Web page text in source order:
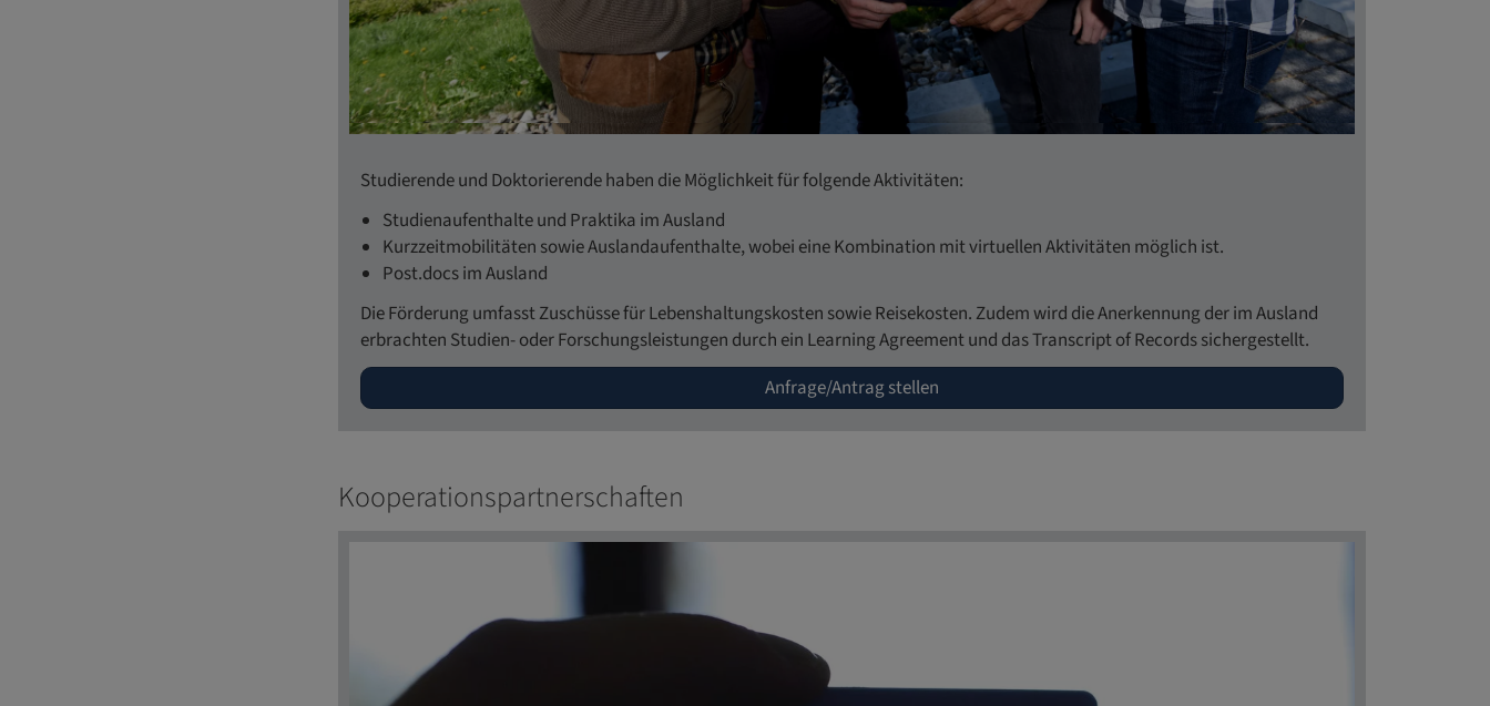
Studierende und Doktorierende haben die Möglichkeit für folgende Aktivitäten:
Studienaufenthalte und Praktika im Ausland
Kurzzeitmobilitäten sowie Auslandaufenthalte, wobei eine Kombination mit virtuellen Aktivitäten möglich ist.
Post.docs im Ausland
Die Förderung umfasst Zuschüsse für Lebenshaltungskosten sowie Reisekosten. Zudem wird die Anerkennung der im Ausland
erbrachten Studien- oder Forschungsleistungen durch ein Learning Agreement und das Transcript of Records sichergestellt.
Anfrage/Antrag stellen
Kooperationspartnerschaften